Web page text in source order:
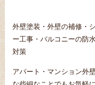
外壁塗装・外壁の補修・
ー工事・バルコニーの防
対策
アパート・マンション